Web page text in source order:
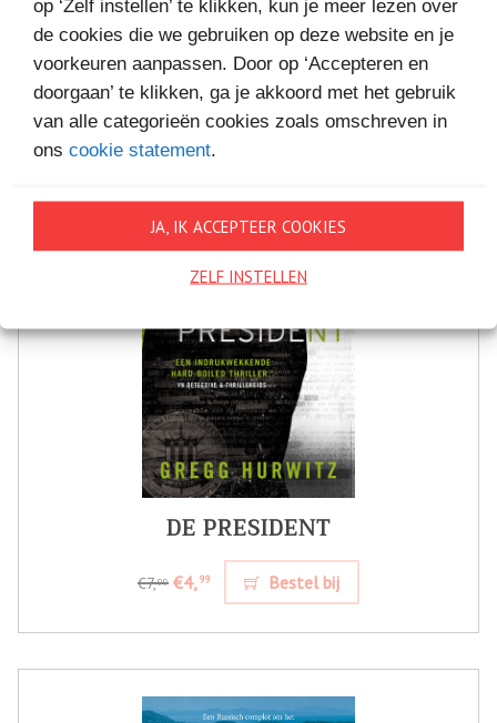
op ‘Zelf instellen’ te klikken, kun je meer lezen over
de cookies die we gebruiken op deze website en je
voorkeuren aanpassen. Door op ‘Accepteren en
doorgaan’ te klikken, ga je akkoord met het gebruik
van alle categorieën cookies zoals omschreven in
ons cookie statement.
JA, IK ACCEPTEER COOKIES
ZELF INSTELLEN
MEER BOEKEN VAN
VAKANTIELEZEN
DE PRESIDENT
€7,99 €4,99 Bestel bij